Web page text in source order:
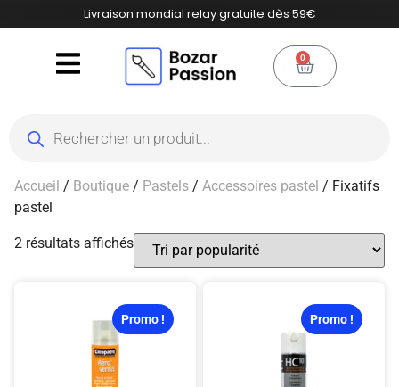
Livraison mondial relay gratuite dès 59€
0
Accueil / Boutique / Pastels / Accessoires pastel / Fixatifs
pastel
2 résultats affichés
Promo ! Promo !